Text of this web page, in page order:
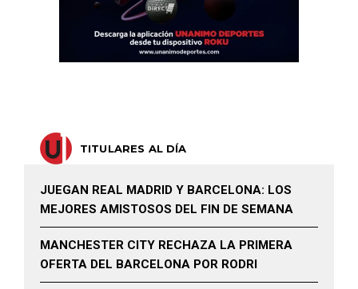
TITULARES AL DÍA
JUEGAN REAL MADRID Y BARCELONA: LOS
MEJORES AMISTOSOS DEL FIN DE SEMANA
MANCHESTER CITY RECHAZA LA PRIMERA
OFERTA DEL BARCELONA POR RODRI